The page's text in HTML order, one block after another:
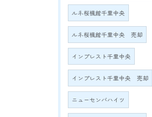
ルネ桜楓館千里中央
ルネ桜楓館千里中央 売却
インプレスト千里中央
インプレスト千里中央 売却
ニューセンバハイツ